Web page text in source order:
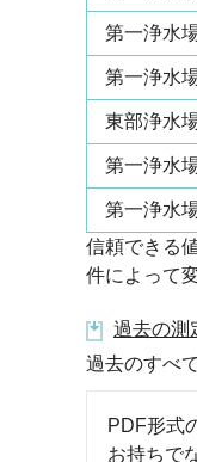
第一浄水
第一浄水
東部浄水
第一浄水
第一浄水
信頼できる
件によって
過去の測
過去のすべ
PDF形式
お持ちで